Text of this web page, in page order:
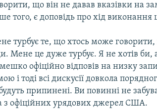
що він не давав вказівки на
того, є доповідь про хід виконання
турбує те, що хтось може
Мене це дуже турбує. Я не хотів
офіційно відповів на низку
і тоді всі дискусії довкола
припинені. Ви повинні не
з офіційних урядових джерел США.